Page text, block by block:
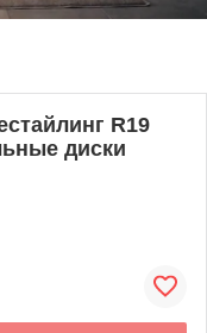
R19
диски